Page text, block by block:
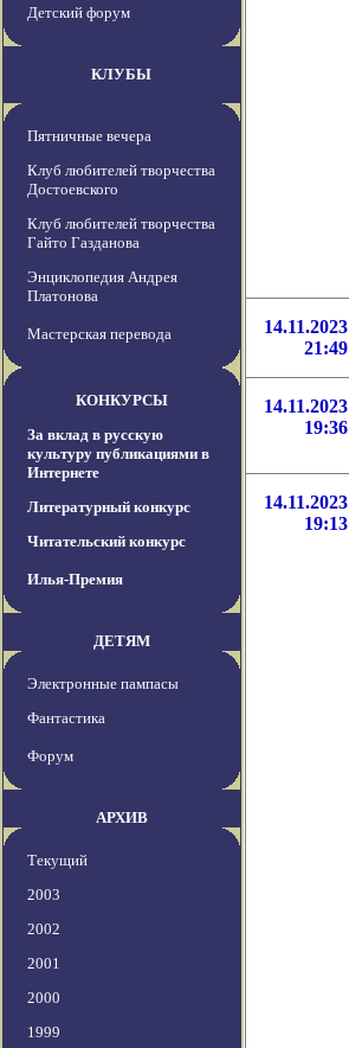
Детский форум
КЛУБЫ
Пятничные вечера
Клуб любителей творчества
Достоевского
Клуб любителей творчества
Гайто Газданова
Энциклопедия Андрея
Платонова
Мастерская перевода
КОНКУРСЫ
За вклад в русскую
культуру публикациями в
Интернете
Литературный конкурс
Читательский конкурс
Илья-Премия
ДЕТЯМ
Электронные пампасы
Фантастика
Форум
АРХИВ
Текущий
2003
2002
2001
2000
1999
14.11.2023
21:49
14.11.2023
19:36
14.11.2023
19:13